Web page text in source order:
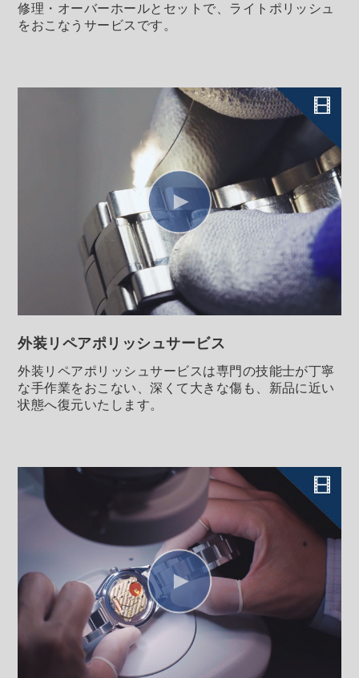
修理・オーバーホールとセットで、ライトポリッシュ
をおこなうサービスです。
外装リペアポリッシュサービス
外装リペアポリッシュサービスは専門の技能士が丁寧
な手作業をおこない、深くて大きな傷も、新品に近い
状態へ復元いたします。